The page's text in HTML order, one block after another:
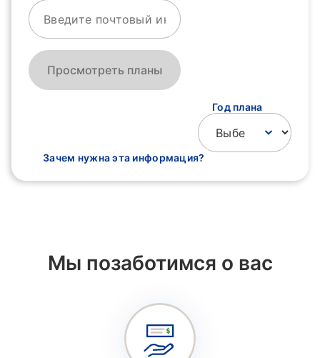
Год плана
Просмотреть планы
Зачем нужна эта информация?
Мы позаботимся о вас